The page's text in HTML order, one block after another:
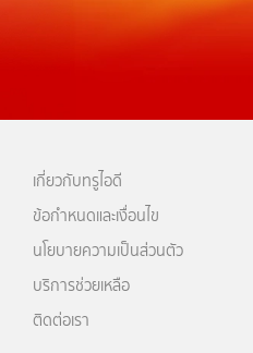
เกี่ยวกับทรูไอดี
ข้อกำหนดและเงื่อนไข
นโยบายความเป็นส่วนตัว
บริการช่วยเหลือ
ติดต่อเรา